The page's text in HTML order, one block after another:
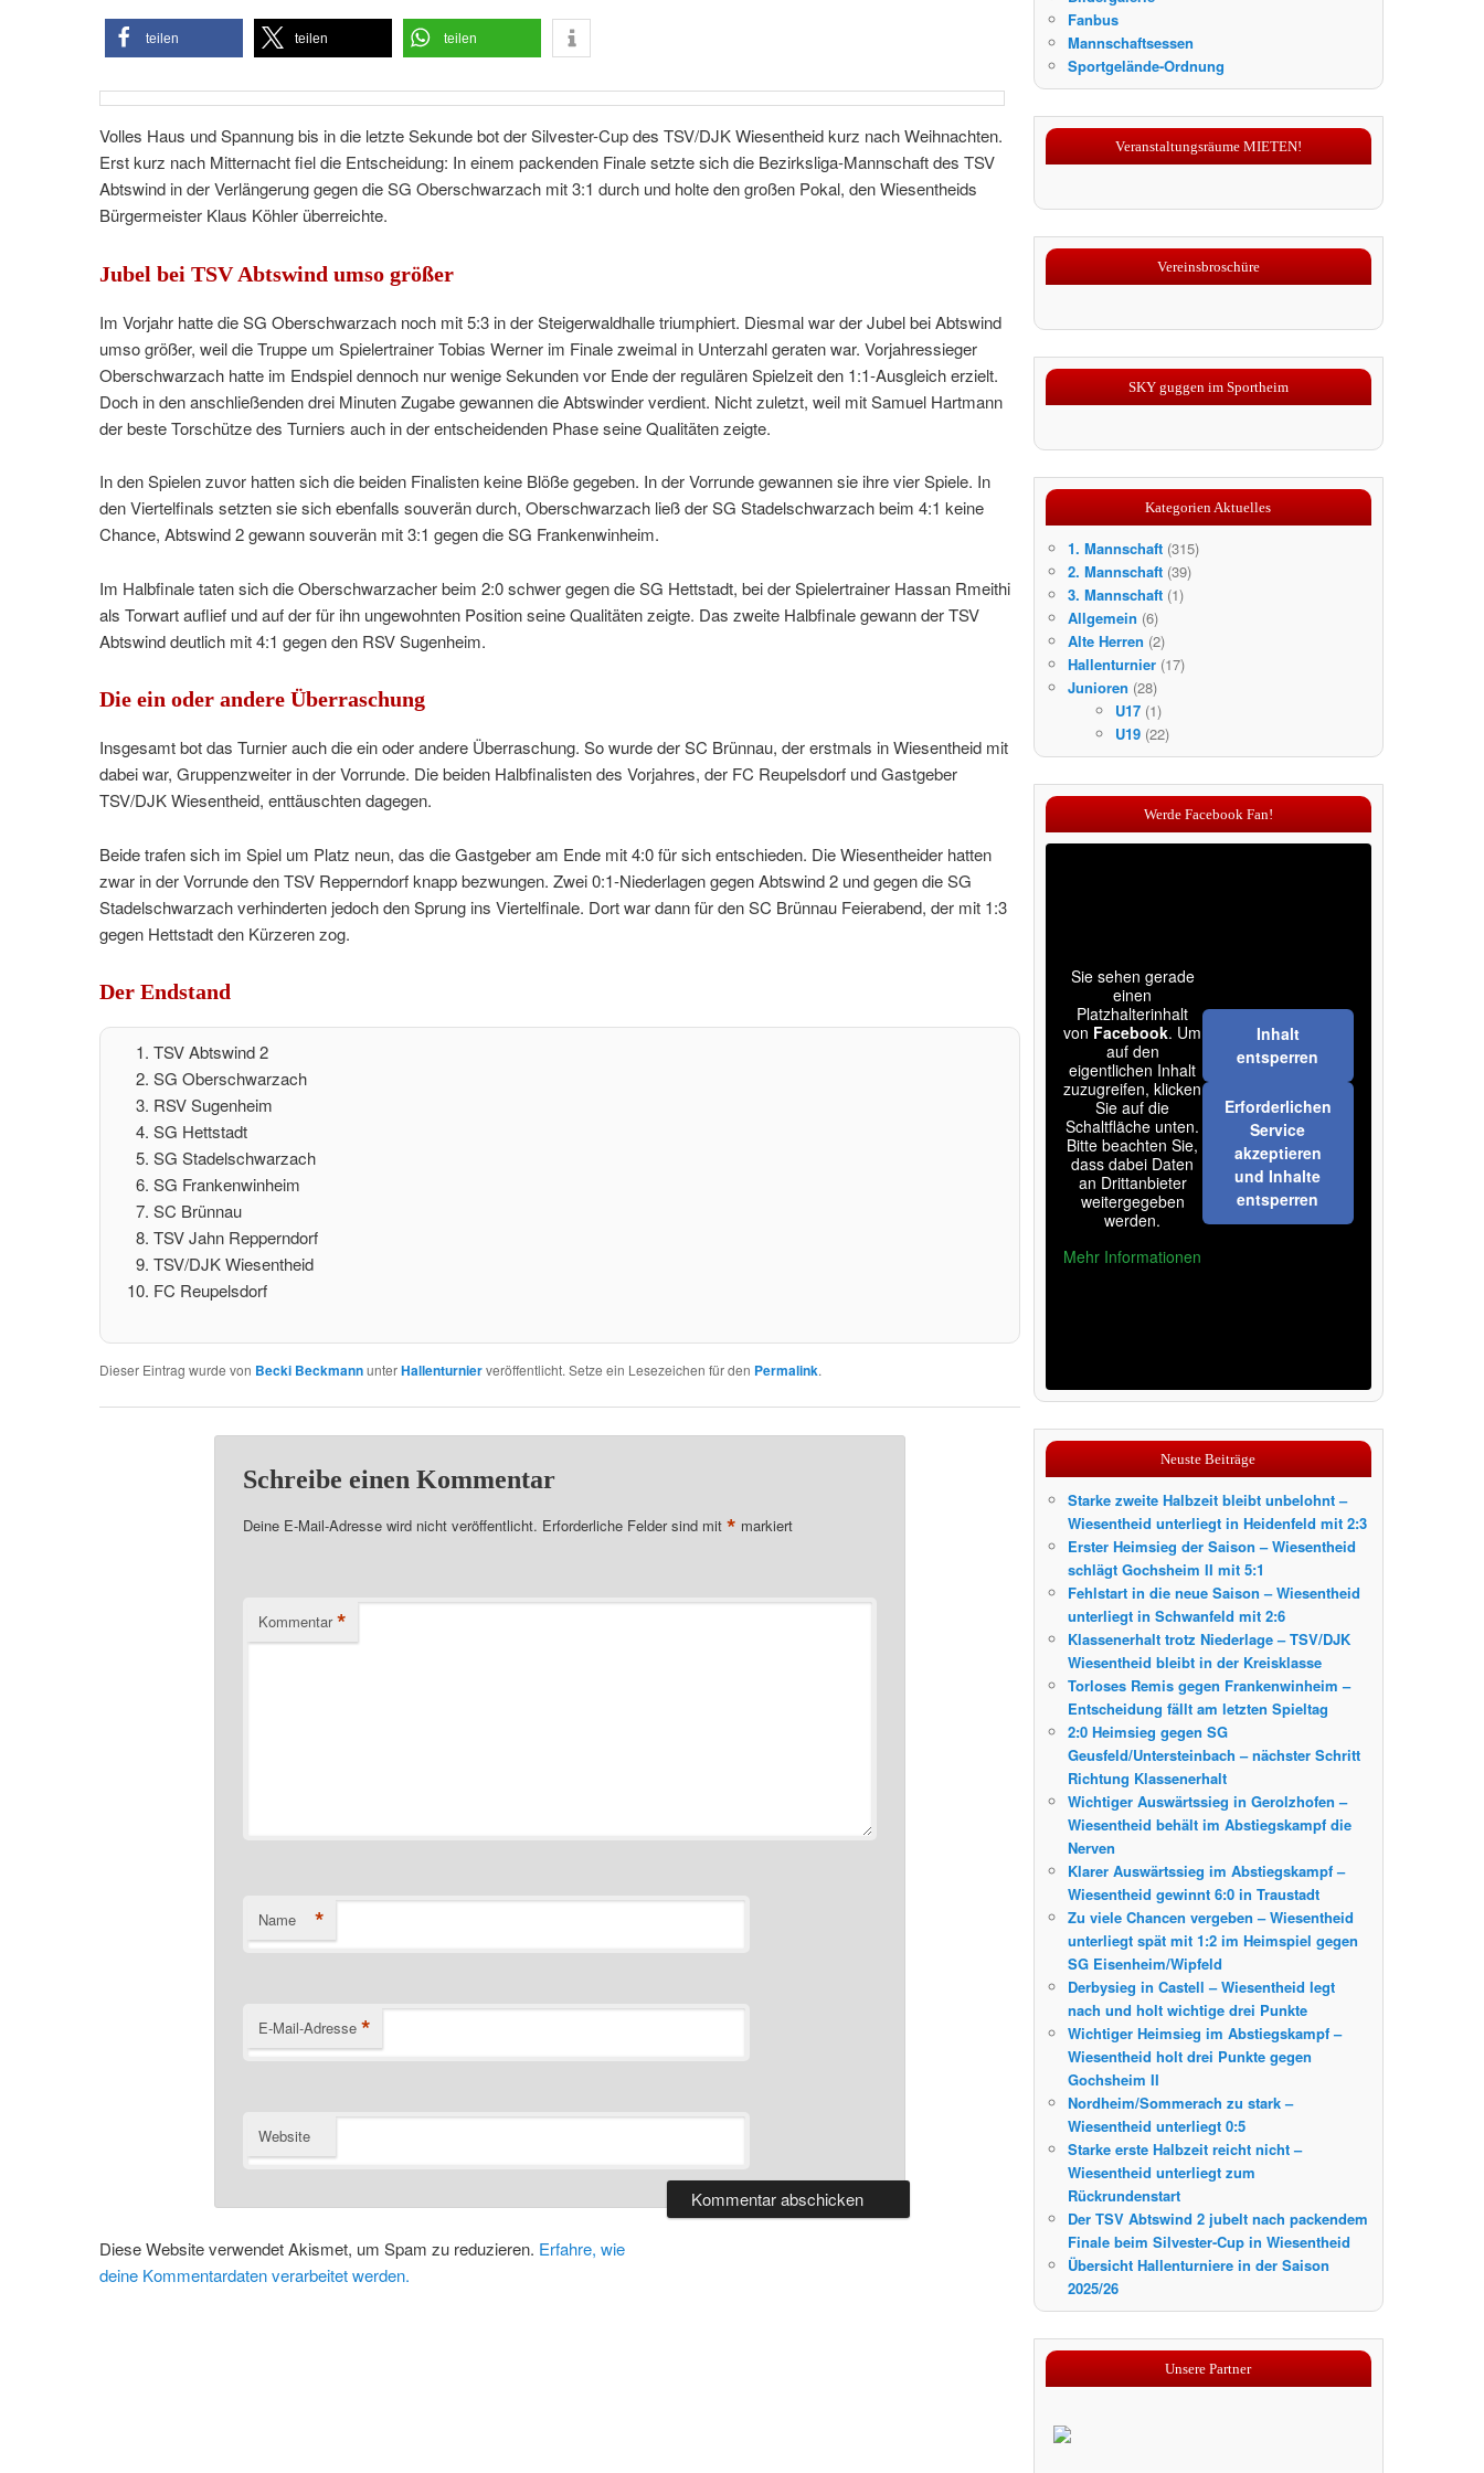
teilen teilen teilen
Volles Haus und Spannung bis in die letzte Sekunde bot der Silvester-Cup des TSV/DJK Wiesentheid kurz nach Weihnachten.
Erst kurz nach Mitternacht fiel die Entscheidung: In einem packenden Finale setzte sich die Bezirksliga-Mannschaft des TSV
Abtswind in der Verlängerung gegen die SG Oberschwarzach mit 3:1 durch und holte den großen Pokal, den Wiesentheids
Bürgermeister Klaus Köhler überreichte.
Jubel bei TSV Abtswind umso größer
Im Vorjahr hatte die SG Oberschwarzach noch mit 5:3 in der Steigerwaldhalle triumphiert. Diesmal war der Jubel bei Abtswind
umso größer, weil die Truppe um Spielertrainer Tobias Werner im Finale zweimal in Unterzahl geraten war. Vorjahressieger
Oberschwarzach hatte im Endspiel dennoch nur wenige Sekunden vor Ende der regulären Spielzeit den 1:1-Ausgleich erzielt.
Doch in den anschließenden drei Minuten Zugabe gewannen die Abtswinder verdient. Nicht zuletzt, weil mit Samuel Hartmann
der beste Torschütze des Turniers auch in der entscheidenden Phase seine Qualitäten zeigte.
In den Spielen zuvor hatten sich die beiden Finalisten keine Blöße gegeben. In der Vorrunde gewannen sie ihre vier Spiele. In
den Viertelfinals setzten sie sich ebenfalls souverän durch, Oberschwarzach ließ der SG Stadelschwarzach beim 4:1 keine
Chance, Abtswind 2 gewann souverän mit 3:1 gegen die SG Frankenwinheim.
Im Halbfinale taten sich die Oberschwarzacher beim 2:0 schwer gegen die SG Hettstadt, bei der Spielertrainer Hassan Rmeithi
als Torwart auflief und auf der für ihn ungewohnten Position seine Qualitäten zeigte. Das zweite Halbfinale gewann der TSV
Abtswind deutlich mit 4:1 gegen den RSV Sugenheim.
Die ein oder andere Überraschung
Insgesamt bot das Turnier auch die ein oder andere Überraschung. So wurde der SC Brünnau, der erstmals in Wiesentheid mit
dabei war, Gruppenzweiter in der Vorrunde. Die beiden Halbfinalisten des Vorjahres, der FC Reupelsdorf und Gastgeber
TSV/DJK Wiesentheid, enttäuschten dagegen.
Beide trafen sich im Spiel um Platz neun, das die Gastgeber am Ende mit 4:0 für sich entschieden. Die Wiesentheider hatten
zwar in der Vorrunde den TSV Repperndorf knapp bezwungen. Zwei 0:1-Niederlagen gegen Abtswind 2 und gegen die SG
Stadelschwarzach verhinderten jedoch den Sprung ins Viertelfinale. Dort war dann für den SC Brünnau Feierabend, der mit 1:3
gegen Hettstadt den Kürzeren zog.
Der Endstand
TSV Abtswind 2
SG Oberschwarzach
RSV Sugenheim
SG Hettstadt
SG Stadelschwarzach
SG Frankenwinheim
SC Brünnau
TSV Jahn Repperndorf
TSV/DJK Wiesentheid
FC Reupelsdorf
Dieser Eintrag wurde von Becki BeckmannunterHallenturnierveröffentlicht. Setze ein Lesezeichen für den Permalink.
Schreibe einen Kommentar
Deine E-Mail-Adresse wird nicht veröffentlicht. Erforderliche Felder sind mit * markiert
Kommentar *
Name *
E-Mail-Adresse *
Website
Diese Website verwendet Akismet, um Spam zu reduzieren. Erfahre, wie
deine Kommentardaten verarbeitet werden.
Fanbus
Mannschaftsessen
Sportgelände-Ordnung
Veranstaltungsräume MIETEN!
Vereinsbroschüre
SKY guggen im Sportheim
Kategorien Aktuelles
1. Mannschaft (315)
2. Mannschaft (39)
3. Mannschaft (1)
Allgemein (6)
Alte Herren (2)
Hallenturnier (17)
Junioren (28)
U17(1)
U19(22)
Werde Facebook Fan!
Sie sehen gerade
einen
Platzhalterinhalt
von Facebook. Um
auf den
eigentlichen Inhalt
zuzugreifen, klicken
Sie auf die
Schaltfläche unten.
Bitte beachten Sie,
dass dabei Daten
an Drittanbieter
weitergegeben
werden.
Mehr Informationen
Inhalt
entsperren
Erforderlichen
Service
akzeptieren
und Inhalte
entsperren
Neuste Beiträge
Starke zweite Halbzeit bleibt unbelohnt –
Wiesentheid unterliegt in Heidenfeld mit 2:3
Erster Heimsieg der Saison – Wiesentheid
schlägt Gochsheim II mit 5:1
Fehlstart in die neue Saison – Wiesentheid
unterliegt in Schwanfeld mit 2:6
Klassenerhalt trotz Niederlage – TSV/DJK
Wiesentheid bleibt in der Kreisklasse
Torloses Remis gegen Frankenwinheim –
Entscheidung fällt am letzten Spieltag
2:0 Heimsieg gegen SG
Geusfeld/Untersteinbach – nächster Schritt
Richtung Klassenerhalt
Wichtiger Auswärtssieg in Gerolzhofen –
Wiesentheid behält im Abstiegskampf die
Nerven
Klarer Auswärtssieg im Abstiegskampf –
Wiesentheid gewinnt 6:0 in Traustadt
Zu viele Chancen vergeben – Wiesentheid
unterliegt spät mit 1:2 im Heimspiel gegen
SG Eisenheim/Wipfeld
Derbysieg in Castell – Wiesentheid legt
nach und holt wichtige drei Punkte
Wichtiger Heimsieg im Abstiegskampf –
Wiesentheid holt drei Punkte gegen
Gochsheim II
Nordheim/Sommerach zu stark –
Wiesentheid unterliegt 0:5
Starke erste Halbzeit reicht nicht –
Wiesentheid unterliegt zum
Rückrundenstart
Der TSV Abtswind 2 jubelt nach packendem
Finale beim Silvester-Cup in Wiesentheid
Übersicht Hallenturniere in der Saison
2025/26
Unsere Partner